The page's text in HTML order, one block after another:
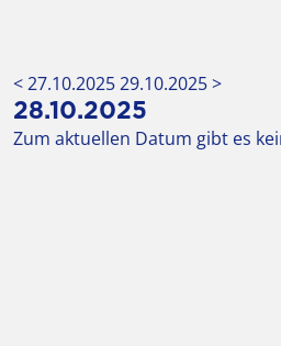
< 27.10.202529.10.2025 >
28.10.2025
Zum aktuellen Datum gibt es